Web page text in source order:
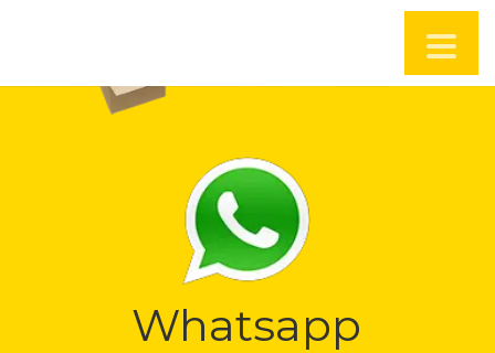
Whatsapp